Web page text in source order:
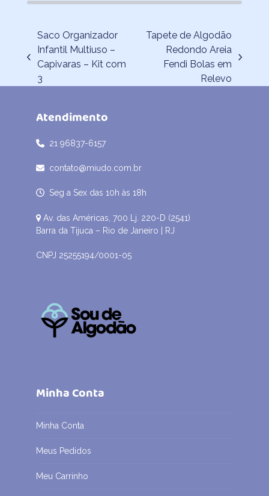
previous
post:
Saco Organizador
Infantil Multiuso –
Capivaras – Kit com
3
Tapete de Algodão
Redondo Areia
Fendi Bolas em
Relevo
Atendimento
21 96837-6157
contato@miudo.com.br
Seg a Sex das 10h às 18h
Av. das Américas, 700 Lj. 220-D (2541)
Barra da Tijuca – Rio de Janeiro | RJ
CNPJ 25255194/0001-05
Minha Conta
Minha Conta
Meus Pedidos
Meu Carrinho